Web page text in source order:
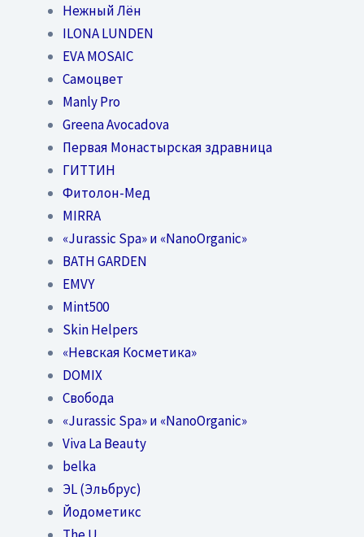
Нежный Лён
ILONA LUNDEN
EVA MOSAIC
Самоцвет
Manly Pro
Greena Avocadova
Первая Монастырская здравница
ГИТТИН
Фитолон-Мед
MIRRA
«Jurassic Spa» и «NanoOrganic»
BATH GARDEN
EMVY
Mint500
Skin Helpers
«Невская Косметика»
DOMIX
Свобода
«Jurassic Spa» и «NanoOrganic»
Viva La Beauty
belka
ЭL (Эльбрус)
Йодометикс